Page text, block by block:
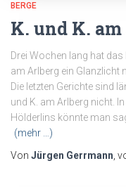
BERGE
K. und K.
Drei Wochen lang hat
am Arlberg ein Glanzlicht
Die letzten Gerichte sind
und K. am Arlberg nicht.
Hölderlins könnte man
(mehr …)
Von Jürgen Gerrmann,